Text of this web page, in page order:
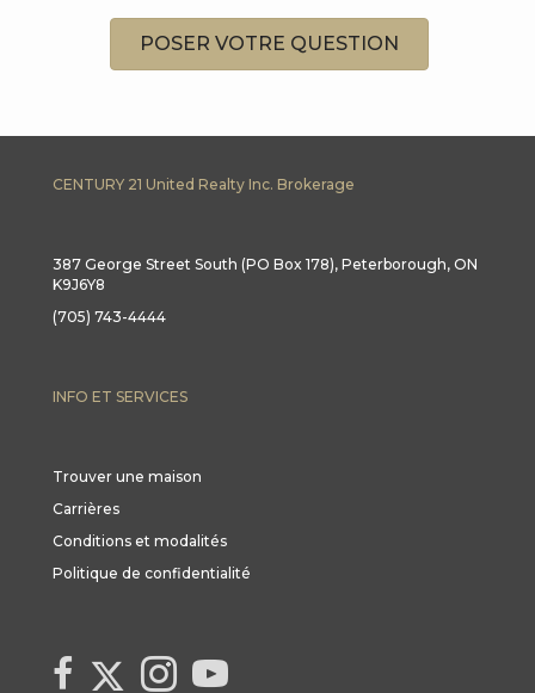
POSER VOTRE QUESTION
CENTURY 21 United Realty Inc. Brokerage
387 George Street South (PO Box 178), Peterborough, ON
K9J6Y8
(705) 743-4444
INFO ET SERVICES
Trouver une maison
Carrières
Conditions et modalités
Politique de confidentialité
link to Century 21 Canada's facebook page
Link to Century 21 Canada's Twitter page
Link to Century 21 Canada's Instagram page
link to Century 21 Canada's YouTube page